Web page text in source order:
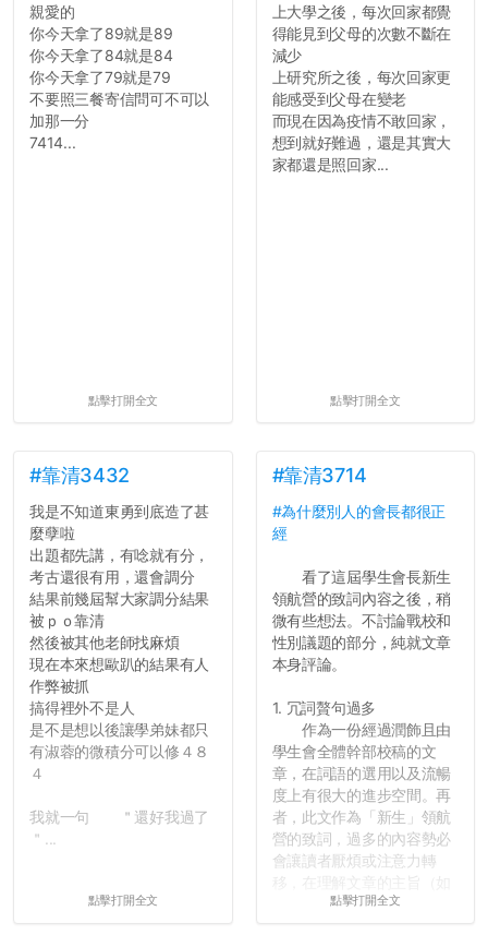
親愛的
你今天拿了89就是89
你今天拿了84就是84
你今天拿了79就是79
不要照三餐寄信問可不可以
加那一分
7414...
點擊打開全文
上大學之後，每次回家都覺
得能見到父母的次數不斷在
減少
上研究所之後，每次回家更
能感受到父母在變老
而現在因為疫情不敢回家，
想到就好難過，還是其實大
家都還是照回家...
點擊打開全文
#靠清3432
我是不知道東勇到底造了甚
麼孽啦
出題都先講，有唸就有分，
考古還很有用，還會調分
結果前幾屆幫大家調分結果
被ｐｏ靠清
然後被其他老師找麻煩
現在本來想歐趴的結果有人
作弊被抓
搞得裡外不是人
是不是想以後讓學弟妹都只
有淑蓉的微積分可以修４８
４
我就一句 ＂還好我過了
＂...
點擊打開全文
#靠清3714
#為什麼別人的會長都很正
經
看了這屆學生會長新生
領航營的致詞內容之後，稍
微有些想法。不討論戰校和
性別議題的部分，純就文章
本身評論。
1. 冗詞贅句過多
作為一份經過潤飾且由
學生會全體幹部校稿的文
章，在詞語的選用以及流暢
度上有很大的進步空間。再
者，此文作為「新生」領航
營的致詞，過多的內容勢必
會讓讀者厭煩或注意力轉
移，在理解文章的主旨（如
果有的話）前就失去興趣。
點擊打開全文